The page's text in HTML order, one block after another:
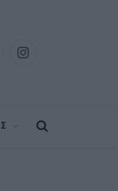
Instagram